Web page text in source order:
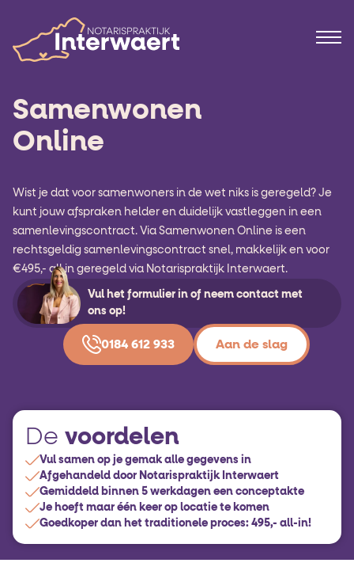
Samenwonen
Online
Wist je dat voor samenwoners in de wet niks is geregeld? Je
kunt jouw afspraken helder en duidelijk vastleggen in een
samenlevingscontract. Via Samenwonen Online is een
rechtsgeldig samenlevingscontract snel, makkelijk en voor
€495,- all in geregeld via Notarispraktijk Interwaert.
Vul het formulier in of neem contact met
ons op!
0184 612 933 Aan de slag
De voordelen
Vul samen op je gemak alle gegevens in
Afgehandeld door Notarispraktijk Interwaert
Gemiddeld binnen 5 werkdagen een conceptakte
Je hoeft maar één keer op locatie te komen
Goedkoper dan het traditionele proces: 495,- all-in!